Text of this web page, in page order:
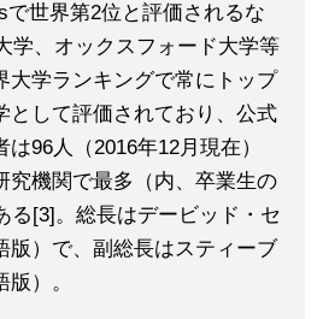
世界第2位と評価されるな
学、オックスフォード大学等
大学ランキングで常にトップ
として評価されており、公式
96人（2016年12月現在）
究機関で最多（内、卒業生の
る[3]。総長はデービッド・セ
版）で、副総長はスティーブ
）。